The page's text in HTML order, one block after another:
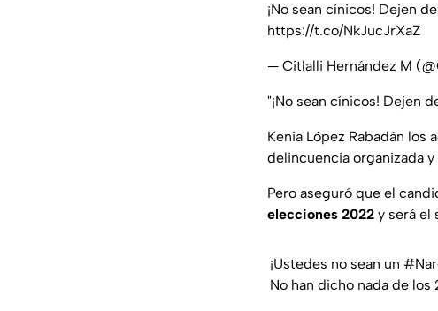
¡No sean cínicos! Dejen
https://t.co/NkJucJrXaZ
— Citlalli Hernández M
"¡No sean cínicos! Dejen
Kenia López Rabadán
delincuencia organizada
Pero aseguró que el
elecciones 2022 y será el
¡Ustedes no sean un
No han dicho nada de